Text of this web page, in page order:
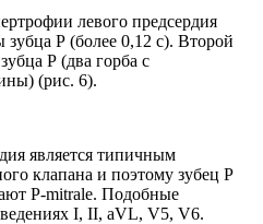
левого предсердия
Р (более 0,12 с). Второй
Р (два горба с
(рис. 6).
является типичным
клапана и поэтому зубец Р
Р-mitrale. Подобные
I, II, aVL, V5, V6.